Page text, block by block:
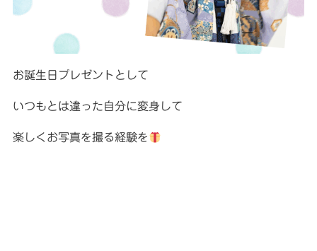
お誕生日プレゼントとして
いつもとは違った自分に変身して
楽しくお写真を撮る経験を